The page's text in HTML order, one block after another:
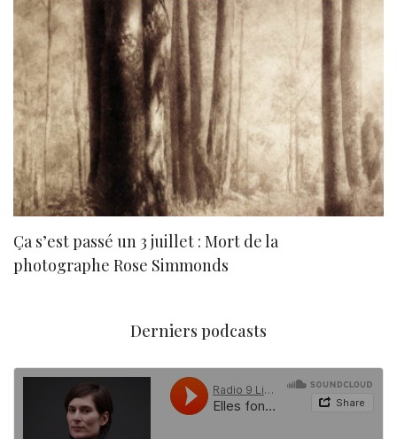
Ça s’est passé un 3 juillet : Mort de la
photographe Rose Simmonds
Derniers podcasts